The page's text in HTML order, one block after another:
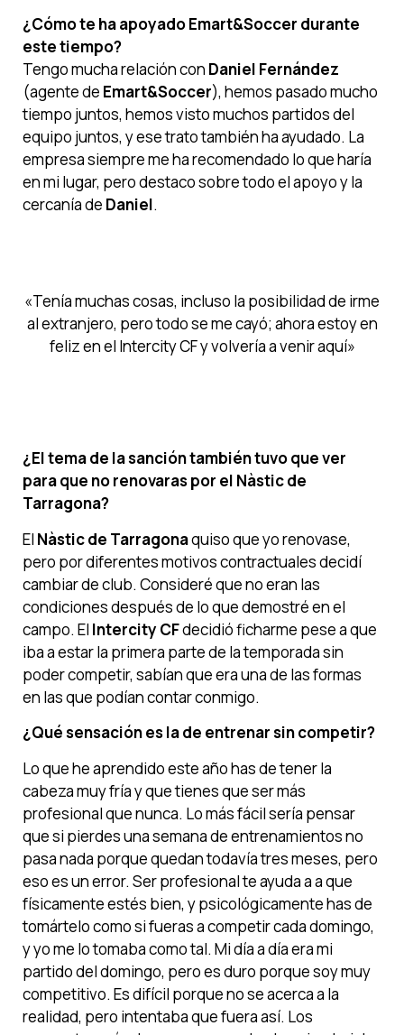
¿Cómo te ha apoyado Emart&Soccer durante
este tiempo?
Tengo mucha relación con Daniel Fernández
(agente de Emart&Soccer), hemos pasado mucho
tiempo juntos, hemos visto muchos partidos del
equipo juntos, y ese trato también ha ayudado. La
empresa siempre me ha recomendado lo que haría
en mi lugar, pero destaco sobre todo el apoyo y la
cercanía de Daniel.
«Tenía muchas cosas, incluso la posibilidad de irme
al extranjero, pero todo se me cayó; ahora estoy en
feliz en el Intercity CF y volvería a venir aquí»
¿El tema de la sanción también tuvo que ver
para que no renovaras por el Nàstic de
Tarragona?
El Nàstic de Tarragonaquiso que yo renovase,
pero por diferentes motivos contractuales decidí
cambiar de club. Consideré que no eran las
condiciones después de lo que demostré en el
campo. El Intercity CFdecidió ficharme pese a que
iba a estar la primera parte de la temporada sin
poder competir, sabían que era una de las formas
en las que podían contar conmigo.
¿Qué sensación es la de entrenar sin competir?
Lo que he aprendido este año has de tener la
cabeza muy fría y que tienes que ser más
profesional que nunca. Lo más fácil sería pensar
que si pierdes una semana de entrenamientos no
pasa nada porque quedan todavía tres meses, pero
eso es un error. Ser profesional te ayuda a a que
físicamente estés bien, y psicológicamente has de
tomártelo como si fueras a competir cada domingo,
y yo me lo tomaba como tal. Mi día a día era mi
partido del domingo, pero es duro porque soy muy
competitivo. Es difícil porque no se acerca a la
realidad, pero intentaba que fuera así. Los